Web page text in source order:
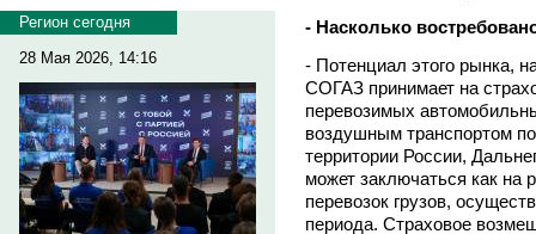
Регион сегодня
28 Мая 2026, 14:16
- Насколько
- Потенциал этого рынка,
СОГАЗ принимает на
перевозимых
воздушным транспортом
территории России,
может заключаться как на
перевозок грузов,
периода. Страховое